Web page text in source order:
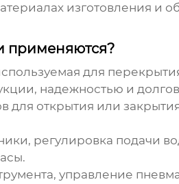
изготовления и
применяются?
для
надежностью и
для открытия или
регулировка подачи
управление